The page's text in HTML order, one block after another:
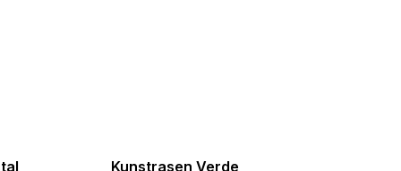
Kunstrasen Verde